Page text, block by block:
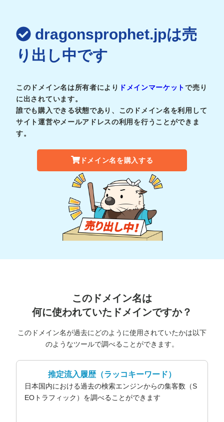
dragonsprophet.jpは売
り出し中です
このドメイン名は所有者により ドメインマーケットで売り
に出されています。
誰でも購入できる状態であり、このドメイン名を利用して
サイト運営やメールアドレスの利用を行うことができま
す。
ドメイン名を購入する
このドメイン名は
何に使われていたドメインですか？
このドメイン名が過去にどのように使用されていたかは以下
のようなツールで調べることができます。
推定流入履歴（ラッコキーワード）
日本国内における過去の検索エンジンからの集客数（S
EOトラフィック）を調べることができます